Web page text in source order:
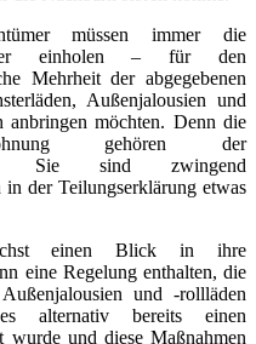
müssen immer die
einholen – für den
Mehrheit der abgegebenen
Außenjalousien und
anbringen möchten. Denn die
gehören der
Sie sind zwingend
in der Teilungserklärung etwas
einen Blick in ihre
eine Regelung enthalten, die
und -rollläden
alternativ bereits einen